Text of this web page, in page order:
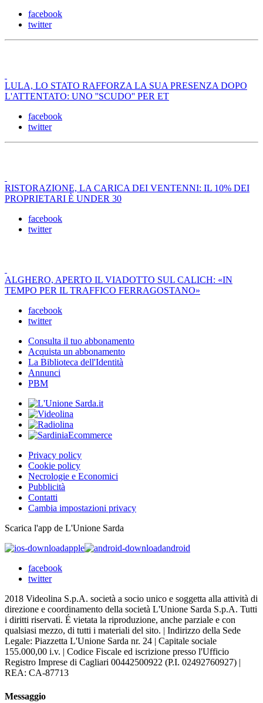
facebook
twitter
LULA, LO STATO RAFFORZA LA SUA PRESENZA DOPO
L'ATTENTATO: UNO ''SCUDO'' PER ET
facebook
twitter
RISTORAZIONE, LA CARICA DEI VENTENNI: IL 10% DEI
PROPRIETARI È UNDER 30
facebook
twitter
ALGHERO, APERTO IL VIADOTTO SUL CALICH: «IN
TEMPO PER IL TRAFFICO FERRAGOSTANO»
facebook
twitter
Consulta il tuo abbonamento
Acquista un abbonamento
La Biblioteca dell'Identità
Annunci
PBM
Privacy policy
Cookie policy
Necrologie e Economici
Pubblicità
Contatti
Cambia impostazioni privacy
Scarica l'app de L'Unione Sarda
apple
android
facebook
twitter
2018 Videolina S.p.A. società a socio unico e soggetta alla attività di
direzione e coordinamento della società L'Unione Sarda S.p.A. Tutti
i diritti riservati. É vietata la riproduzione, anche parziale e con
qualsiasi mezzo, di tutti i materiali del sito. | Indirizzo della Sede
Legale: Piazzetta L'Unione Sarda nr. 24 | Capitale sociale
155.000,00 i.v. | Codice Fiscale ed iscrizione presso l'Ufficio
Registro Imprese di Cagliari 00442500922 (P.I. 02492760927) |
REA: CA-87713
Messaggio